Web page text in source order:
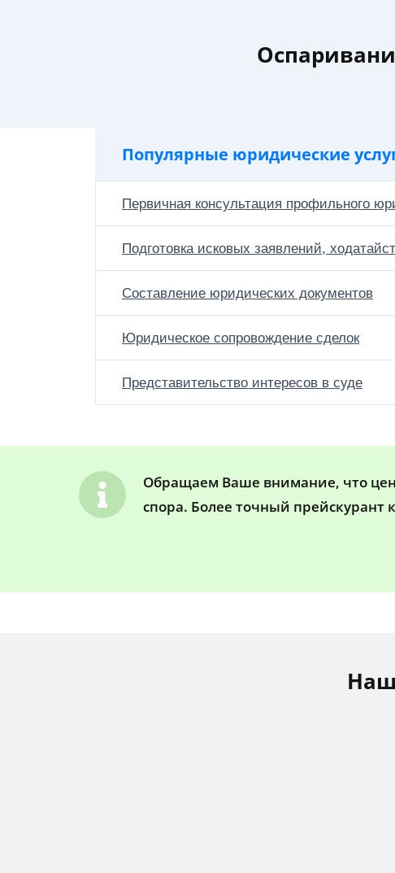
Популярные юридические
Первичная консультация профильного
Подготовка исковых заявлений,
Составление юридических документов
Юридическое сопровождение сделок
Представительство интересов в суде
Обращаем Ваше внимание, что
спора. Более точный прейскурант